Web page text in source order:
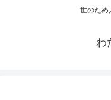
世のため
わ